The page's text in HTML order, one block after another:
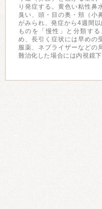
り発症する。黄色い粘性鼻
臭い、頭・目の奥・頬（小
がみられ、発症から4週間
ものを「慢性」と分類す
め、長引く症状には早めの
服薬、ネブライザーなどの
難治化した場合には内視鏡